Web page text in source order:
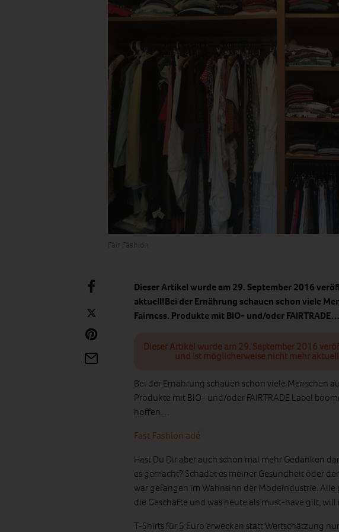
Fair Fashion
Dieser Artikel wurde am 29. September 2016
aktuell!Bei der Ernährung schauen schon viele
Fairness. Produkte mit BIO- und/oder FAIRTRADE…
Dieser Artikel wurde am 29. September 2016
und ist möglicherweise nicht mehr
Bei der Ernährung schauen schon viele Menschen
Produkte mit BIO- und/oder FAIRTRADE Label
hoffen…
Fast Fashion adé
Hast Du Dir aber auch schon mal mehr Gedanken
es gemacht? Schadet es meiner Gesundheit oder
war gefangen im Wahnsinn der Modeindustrie.
die Geschäfte und was heute als must-have gilt,
T-Shirts für 5 Euro erwecken statt Wertschätzung